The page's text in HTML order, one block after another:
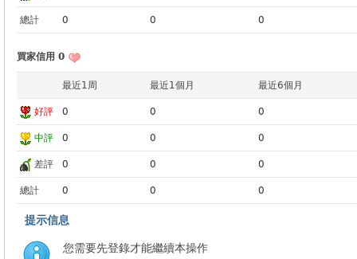
總計 0 0 0
買家信用 0
最近1周 最近1個月 最近6個月
好評 0 0 0
中評 0 0 0
差評 0 0 0
總計 0 0 0
提示信息
您需要先登錄才能繼續本操作